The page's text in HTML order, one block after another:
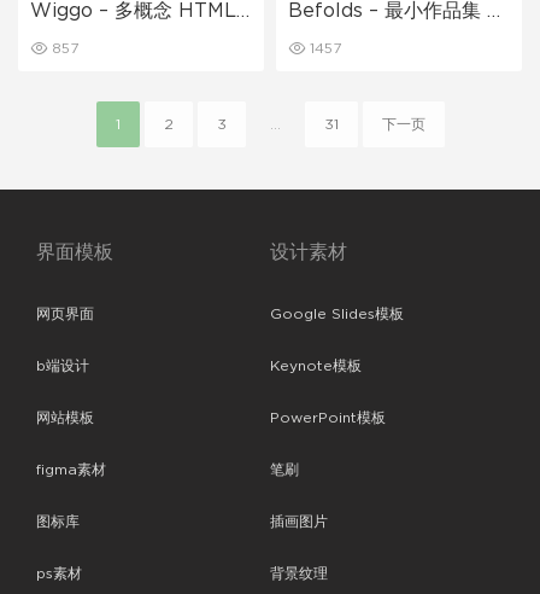
Wiggo – 多概念 HTML
857
Befolds – 最小作品集 H
1457
1 2 3 31 下一页
界面模板
网页界面
b端设计
网站模板
figma素材
图标库
ps素材
设计素材
Google Slides模板
Keynote模板
PowerPoint模板
笔刷
插画图片
背景纹理